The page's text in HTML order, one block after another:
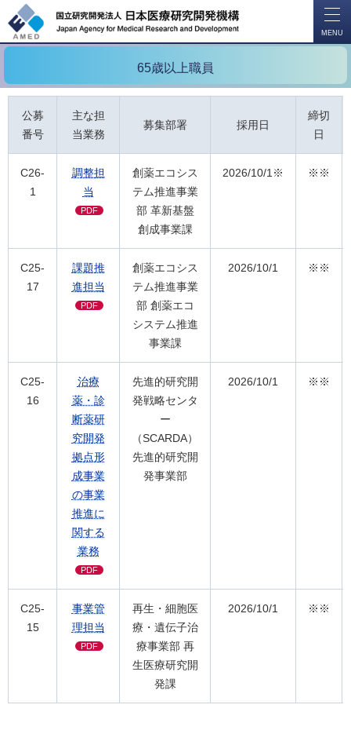
MENU
65歳以上職員
公募
番号
主な担
当業務
募集部署 採用日
締切
日
C26-
1
調整担
当
PDF
創薬エコシス
テム推進事業
部 革新基盤
創成事業課
2026/10/1※ ※※
C25-
17
課題推
進担当
PDF
創薬エコシス
テム推進事業
部 創薬エコ
システム推進
事業課
2026/10/1 ※※
C25-
16
治療
薬・診
断薬研
究開発
拠点形
成事業
の事業
推進に
関する
業務
PDF
先進的研究開
発戦略センタ
ー
（SCARDA）
先進的研究開
発事業部
2026/10/1 ※※
C25-
15
事業管
理担当
PDF
再生・細胞医
療・遺伝子治
療事業部 再
生医療研究開
発課
2026/10/1 ※※